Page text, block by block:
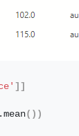
]]
mean())